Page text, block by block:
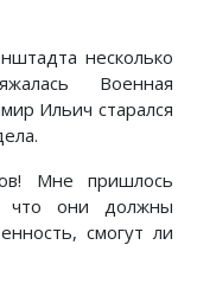
несколько
Военная
Ильич старался
Мне пришлось
что они должны
смогут ли